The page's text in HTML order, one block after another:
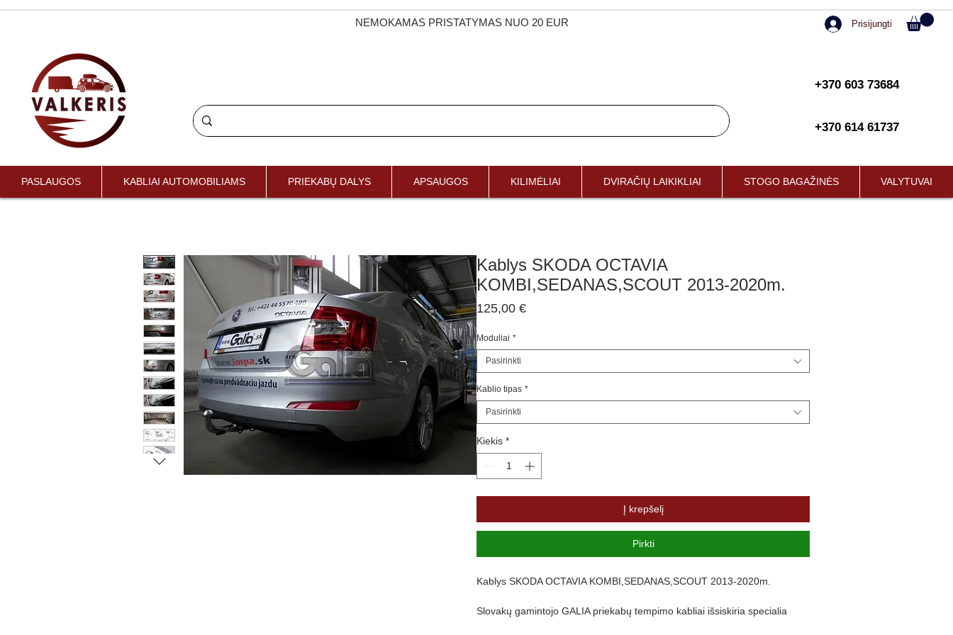
NEMOKAMAS PRISTATYMAS NUO 20 EUR Prisijungti
+370 603 73684
+370 614 61737
PASLAUGOS KABLIAI AUTOMOBILIAMS PRIEKABŲ DALYS APSAUGOS KILIMĖLIAI DVIRAČIŲ LAIKIKLIAI STOGO BAGAŽINĖS VALYTUVAI
Kablys SKODA OCTAVIA
KOMBI,SEDANAS,SCOUT 2013-2020m.
125,00 €Price
Moduliai *
Pasirinkti
Kablio tipas *
Pasirinkti
Kiekis *
Į krepšelį
Pirkti
Kablys SKODA OCTAVIA KOMBI,SEDANAS,SCOUT 2013-2020m.
Slovakų gamintojo GALIA priekabų tempimo kabliai išsiskiria specialia